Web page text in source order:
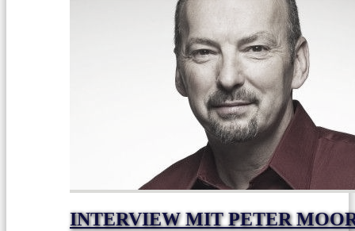
INTERVIEW MIT PETER